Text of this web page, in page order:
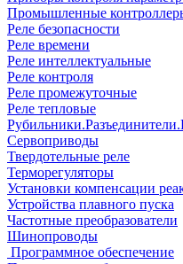
Промышленные
Реле безопасности
Реле времени
Реле интеллектуальные
Реле контроля
Реле промежуточные
Реле тепловые
Сервоприводы
Твердотельные реле
Терморегуляторы
Установки компенсации
Устройства плавного пуска
Частотные преобразователи
Шинопроводы
Программное обеспечение